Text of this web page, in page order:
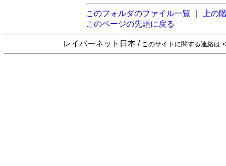
このフォルダのファイル一覧
上の
このページの先頭に戻る
レイバーネット日本 / このサイトに関する連絡は